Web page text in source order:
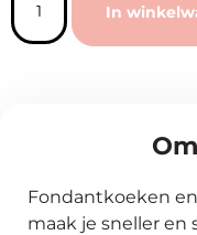
In
Fondantkoeken
maak je sneller en